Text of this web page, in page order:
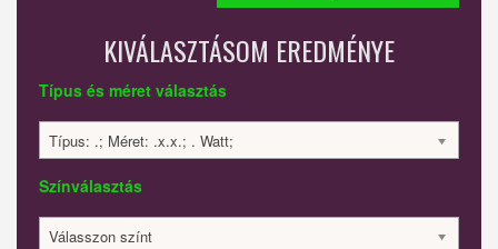
KIVÁLASZTÁSOM EREDMÉNYE
Típus és méret választás
Típus: .; Méret: .x.x.; . Watt;
Színválasztás
Válasszon színt